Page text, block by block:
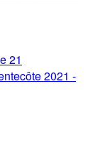
21
2021 -